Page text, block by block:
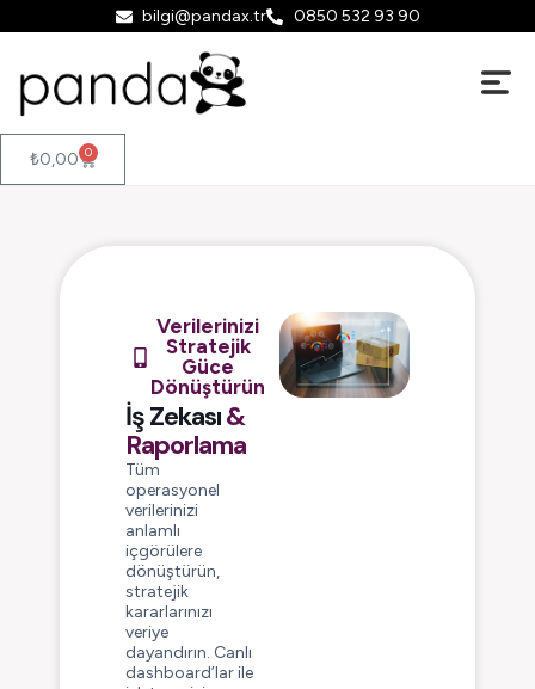
bilgi@pandax.tr 0850 532 93 90
₺0,00 0
Verilerinizi
Stratejik
Güce
Dönüştürün
İş Zekası&
Raporlama
Tüm
operasyonel
verilerinizi
anlamlı
içgörülere
dönüştürün,
stratejik
kararlarınızı
veriye
dayandırın. Canlı
dashboard’lar ile